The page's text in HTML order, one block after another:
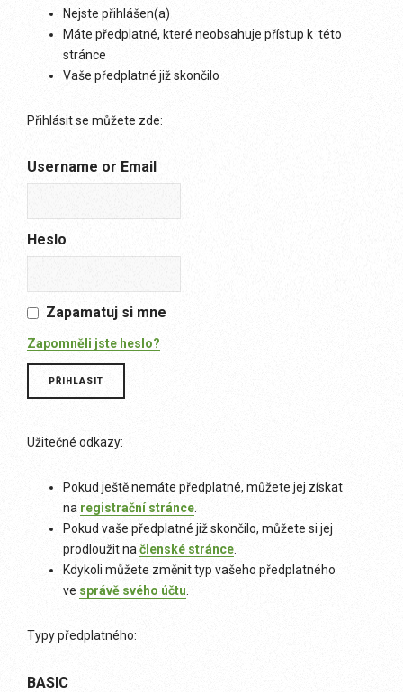
Nejste přihlášen(a)
Máte předplatné, které neobsahuje přístup k této
stránce
Vaše předplatné již skončilo
Přihlásit se můžete zde:
Username or Email
Heslo
Zapamatuj si mne
Zapomněli jste heslo?
Užitečné odkazy:
Pokud ještě nemáte předplatné, můžete jej získat
na registrační stránce
Pokud vaše předplatné již skončilo, můžete si jej
prodloužit na členské stránce
Kdykoli můžete změnit typ vašeho předplatného
ve správě svého účtu
Typy předplatného:
BASIC